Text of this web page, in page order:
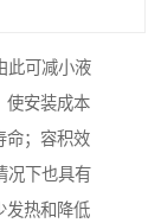
此可减小液
使安装成本
命；容积效
况下也具有
发热和降低